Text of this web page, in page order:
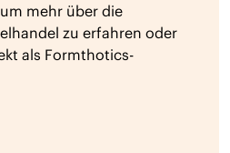
mehr über die
zu erfahren oder
als Formthotics-